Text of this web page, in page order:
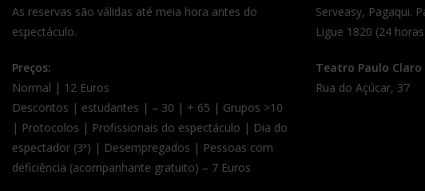
As reservas são válidas até meia hora antes do
espectáculo.
Preços:
Normal | 12 Euros
Descontos | estudantes | – 30 | + 65 | Grupos >10
| Protocolos | Profissionais do espectáculo | Dia do
espectador (3ª) | Desempregados | Pessoas com
deficiência (acompanhante gratuito) – 7 Euros
Serveasy, Pagaqui.
Ligue 1820 (24
Teatro Paulo Claro
Rua do Açúcar, 37